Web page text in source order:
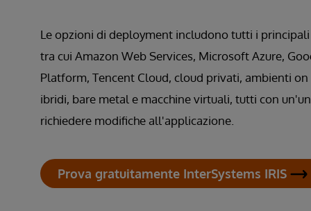
Le opzioni di deployment includono tutti i
tra cui Amazon Web Services, Microsoft Azure,
Platform, Tencent Cloud, cloud privati, ambienti on
ibridi, bare metal e macchine virtuali, tutti con
richiedere modifiche all'applicazione.
Prova gratuitamente InterSystems IRIS